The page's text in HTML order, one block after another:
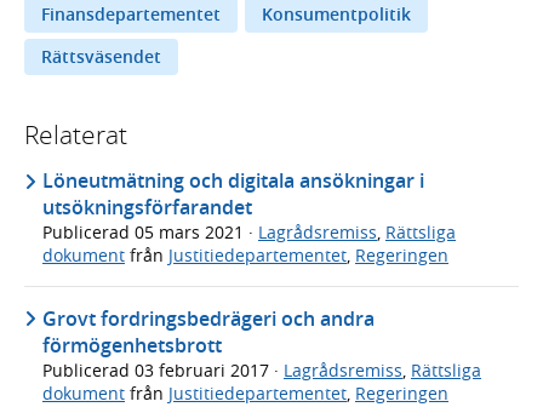
Finansdepartementet
Konsumentpolitik
Rättsväsendet
Relaterat
Löneutmätning och digitala ansökningar i
utsökningsförfarandet
Publicerad 05 mars 2021 · Lagrådsremiss, Rättsliga
dokument från Justitiedepartementet, Regeringen
Grovt fordringsbedrägeri och andra
förmögenhetsbrott
Publicerad 03 februari 2017 · Lagrådsremiss, Rättsliga
dokument från Justitiedepartementet, Regeringen